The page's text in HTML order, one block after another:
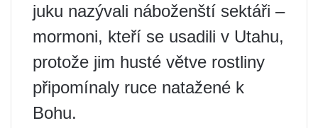
juku nazývali náboženští sektáři –
mormoni, kteří se usadili v Utahu,
protože jim husté větve rostliny
připomínaly ruce natažené k
Bohu.